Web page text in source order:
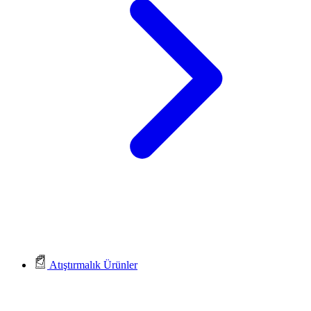
Atıştırmalık Ürünler